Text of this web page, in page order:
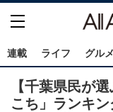
連載 ライフ グルメ
【千葉県民が
こち」ランキ